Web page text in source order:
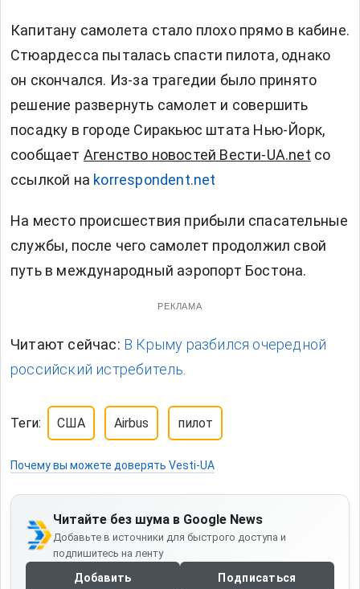
Капитану самолета стало плохо прямо в кабине.
Стюардесса пыталась спасти пилота, однако
он скончался. Из-за трагедии было принято
решение развернуть самолет и совершить
посадку в городе Сиракьюс штата Нью-Йорк,
сообщает Агенство новостей Вести-UA.net со
ссылкой на korrespondent.net
На место происшествия прибыли спасательные
службы, после чего самолет продолжил свой
путь в международный аэропорт Бостона.
РЕКЛАМА
Читают сейчас: В Крыму разбился очередной
российский истребитель.
Теги: США Airbus пилот
Почему вы можете доверять Vesti-UA
Читайте без шума в Google News
Добавьте в источники для быстрого доступа и
подпишитесь на ленту
Добавить Подписаться